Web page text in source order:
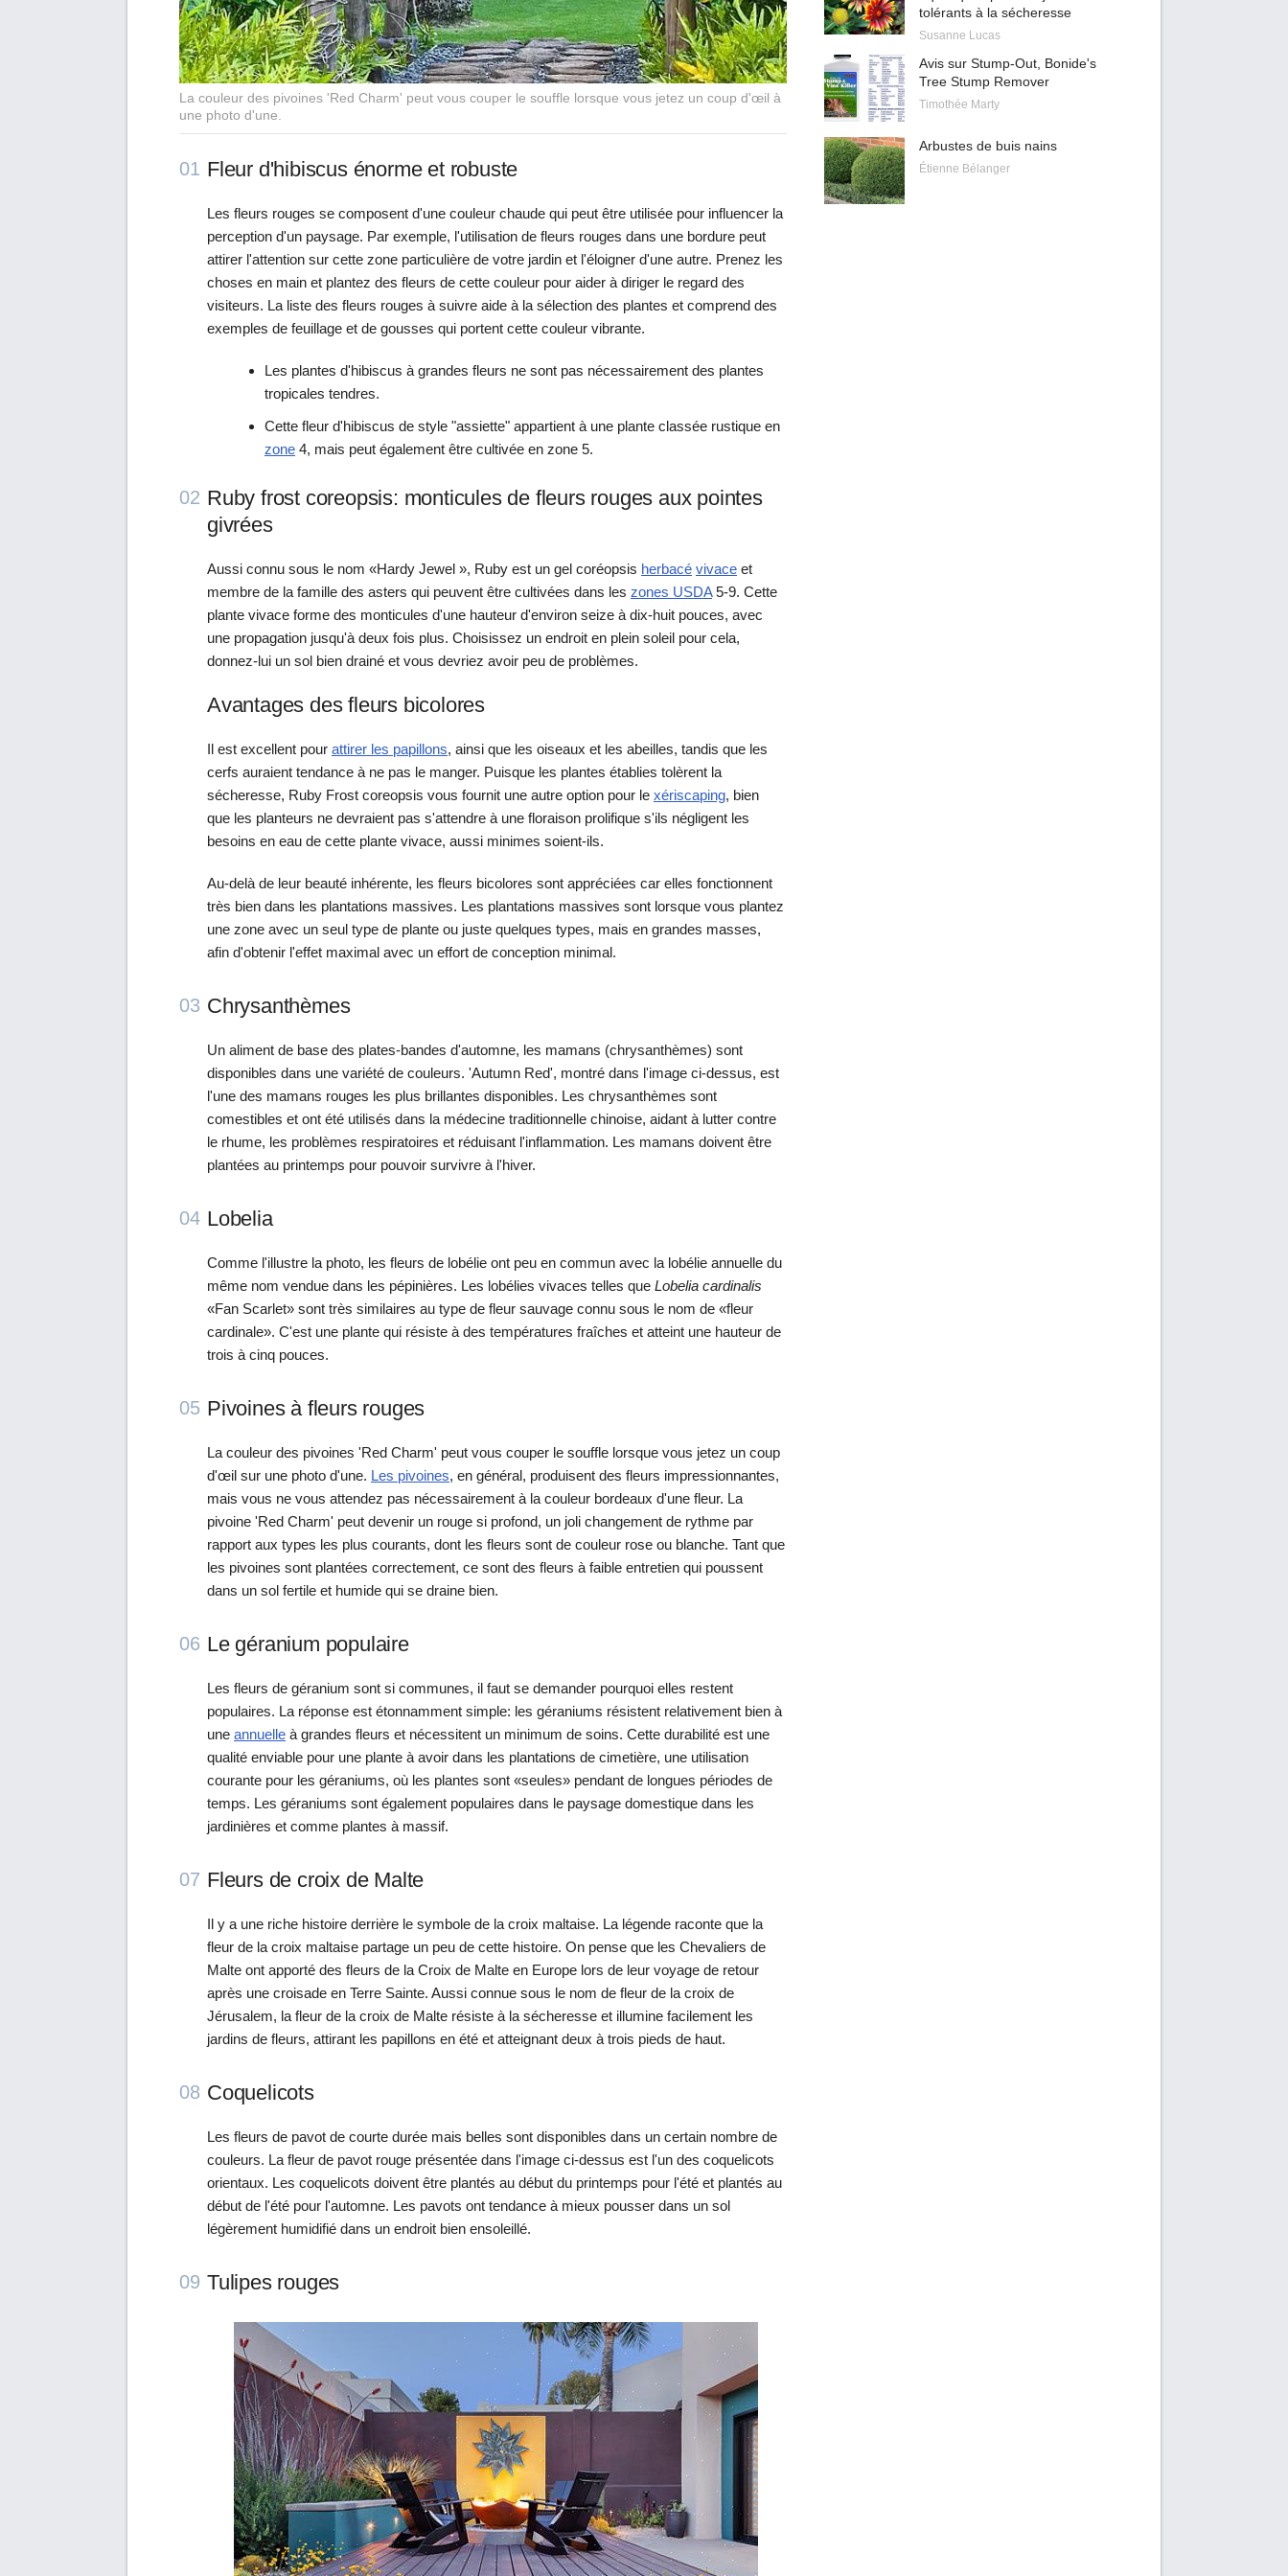
La couleur des pivoines 'Red Charm' peut vous couper le souffle lorsque vous jetez un coup d'œil à
une photo d'une.
01 Fleur d'hibiscus énorme et robuste
Les fleurs rouges se composent d'une couleur chaude qui peut être utilisée pour influencer la
perception d'un paysage. Par exemple, l'utilisation de fleurs rouges dans une bordure peut
attirer l'attention sur cette zone particulière de votre jardin et l'éloigner d'une autre. Prenez les
choses en main et plantez des fleurs de cette couleur pour aider à diriger le regard des
visiteurs. La liste des fleurs rouges à suivre aide à la sélection des plantes et comprend des
exemples de feuillage et de gousses qui portent cette couleur vibrante.
Les plantes d'hibiscus à grandes fleurs ne sont pas nécessairement des plantes
tropicales tendres.
Cette fleur d'hibiscus de style "assiette" appartient à une plante classée rustique en
zone 4, mais peut également être cultivée en zone 5.
02 Ruby frost coreopsis: monticules de fleurs rouges aux pointes
givrées
Aussi connu sous le nom «Hardy Jewel », Ruby est un gel coréopsis herbacé vivace et
membre de la famille des asters qui peuvent être cultivées dans les zones USDA5-9. Cette
plante vivace forme des monticules d'une hauteur d'environ seize à dix-huit pouces, avec
une propagation jusqu'à deux fois plus. Choisissez un endroit en plein soleil pour cela,
donnez-lui un sol bien drainé et vous devriez avoir peu de problèmes.
Avantages des fleurs bicolores
Il est excellent pour attirer les papillons, ainsi que les oiseaux et les abeilles, tandis que les
cerfs auraient tendance à ne pas le manger. Puisque les plantes établies tolèrent la
sécheresse, Ruby Frost coreopsis vous fournit une autre option pour le xériscaping, bien
que les planteurs ne devraient pas s'attendre à une floraison prolifique s'ils négligent les
besoins en eau de cette plante vivace, aussi minimes soient-ils.
Au-delà de leur beauté inhérente, les fleurs bicolores sont appréciées car elles fonctionnent
très bien dans les plantations massives. Les plantations massives sont lorsque vous plantez
une zone avec un seul type de plante ou juste quelques types, mais en grandes masses,
afin d'obtenir l'effet maximal avec un effort de conception minimal.
03 Chrysanthèmes
Un aliment de base des plates-bandes d'automne, les mamans (chrysanthèmes) sont
disponibles dans une variété de couleurs. 'Autumn Red', montré dans l'image ci-dessus, est
l'une des mamans rouges les plus brillantes disponibles. Les chrysanthèmes sont
comestibles et ont été utilisés dans la médecine traditionnelle chinoise, aidant à lutter contre
le rhume, les problèmes respiratoires et réduisant l'inflammation. Les mamans doivent être
plantées au printemps pour pouvoir survivre à l'hiver.
04 Lobelia
Comme l'illustre la photo, les fleurs de lobélie ont peu en commun avec la lobélie annuelle du
même nom vendue dans les pépinières. Les lobélies vivaces telles que Lobelia cardinalis
«Fan Scarlet» sont très similaires au type de fleur sauvage connu sous le nom de «fleur
cardinale». C'est une plante qui résiste à des températures fraîches et atteint une hauteur de
trois à cinq pouces.
05 Pivoines à fleurs rouges
La couleur des pivoines 'Red Charm' peut vous couper le souffle lorsque vous jetez un coup
d'œil sur une photo d'une. Les pivoines, en général, produisent des fleurs impressionnantes,
mais vous ne vous attendez pas nécessairement à la couleur bordeaux d'une fleur. La
pivoine 'Red Charm' peut devenir un rouge si profond, un joli changement de rythme par
rapport aux types les plus courants, dont les fleurs sont de couleur rose ou blanche. Tant que
les pivoines sont plantées correctement, ce sont des fleurs à faible entretien qui poussent
dans un sol fertile et humide qui se draine bien.
06 Le géranium populaire
Les fleurs de géranium sont si communes, il faut se demander pourquoi elles restent
populaires. La réponse est étonnamment simple: les géraniums résistent relativement bien à
une annuelle à grandes fleurs et nécessitent un minimum de soins. Cette durabilité est une
qualité enviable pour une plante à avoir dans les plantations de cimetière, une utilisation
courante pour les géraniums, où les plantes sont «seules» pendant de longues périodes de
temps. Les géraniums sont également populaires dans le paysage domestique dans les
jardinières et comme plantes à massif.
07 Fleurs de croix de Malte
Il y a une riche histoire derrière le symbole de la croix maltaise. La légende raconte que la
fleur de la croix maltaise partage un peu de cette histoire. On pense que les Chevaliers de
Malte ont apporté des fleurs de la Croix de Malte en Europe lors de leur voyage de retour
après une croisade en Terre Sainte. Aussi connue sous le nom de fleur de la croix de
Jérusalem, la fleur de la croix de Malte résiste à la sécheresse et illumine facilement les
jardins de fleurs, attirant les papillons en été et atteignant deux à trois pieds de haut.
08 Coquelicots
Les fleurs de pavot de courte durée mais belles sont disponibles dans un certain nombre de
couleurs. La fleur de pavot rouge présentée dans l'image ci-dessus est l'un des coquelicots
orientaux. Les coquelicots doivent être plantés au début du printemps pour l'été et plantés au
début de l'été pour l'automne. Les pavots ont tendance à mieux pousser dans un sol
légèrement humidifié dans un endroit bien ensoleillé.
09 Tulipes rouges
tolérants à la sécheresse
Susanne Lucas
Avis sur Stump-Out, Bonide's
Tree Stump Remover
Timothée Marty
Arbustes de buis nains
Étienne Bélanger